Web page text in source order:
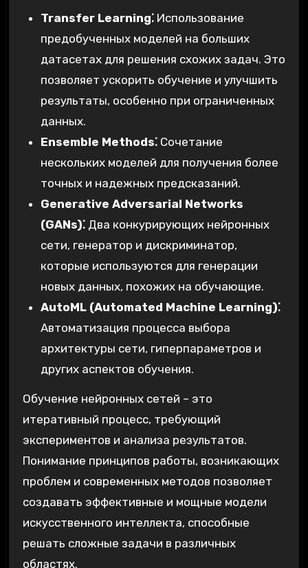
Transfer Learning⁚Использование
предобученных моделей на больших
датасетах для решения схожих задач. Это
позволяет ускорить обучение и улучшить
результаты, особенно при ограниченных
данных.
Ensemble Methods⁚Сочетание
нескольких моделей для получения более
точных и надежных предсказаний.
Generative Adversarial Networks
(GANs)⁚Два конкурирующих нейронных
сети, генератор и дискриминатор,
которые используются для генерации
новых данных, похожих на обучающие.
AutoML (Automated Machine Learning)⁚
Автоматизация процесса выбора
архитектуры сети, гиперпараметров и
других аспектов обучения.
Обучение нейронных сетей – это
итеративный процесс, требующий
экспериментов и анализа результатов.
Понимание принципов работы, возникающих
проблем и современных методов позволяет
создавать эффективные и мощные модели
искусственного интеллекта, способные
решать сложные задачи в различных
областях.